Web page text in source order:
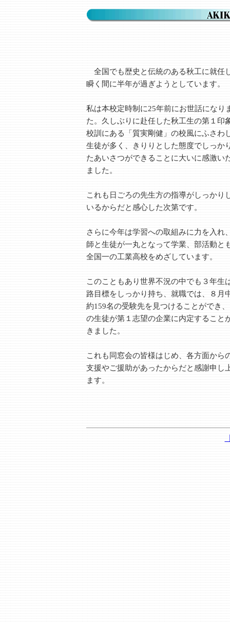
全国でも歴史と伝統のある秋工に就任
瞬く間に半年が過ぎようとしています。
私は本校定時制に25年前にお世話になり
た。久しぶりに赴任した秋工生の第１印
校訓にある「質実剛健」の校風にふさわ
生徒が多く、きりりとした態度でしっか
たあいさつができることに大いに感激い
ました。
これも日ごろの先生方の指導がしっかり
いるからだと感心した次第です。
さらに今年は学習への取組みに力を入れ
師と生徒が一丸となって学業、部活動と
全国一の工業高校をめざしています。
このこともあり世界不況の中でも３年生
路目標をしっかり持ち、就職では、８月
約159名の受験先を見つけることができ
の生徒が第１志望の企業に内定すること
きました。
これも同窓会の皆様はじめ、各方面から
支援やご援助があったからだと感謝申し
ます。